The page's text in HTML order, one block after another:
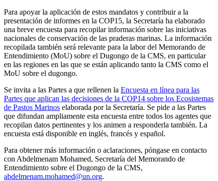
Para apoyar la aplicación de estos mandatos y contribuir a la
presentación de informes en la COP15, la Secretaría ha elaborado
una breve encuesta para recopilar información sobre las iniciativas
nacionales de conservación de las praderas marinas. La información
recopilada también será relevante para la labor del Memorando de
Entendimiento (MoU) sobre el Dugongo de la CMS, en particular
en las regiones en las que se están aplicando tanto la CMS como el
MoU sobre el dugongo.
Se invita a las Partes a que rellenen la Encuesta en línea para las
Partes que aplican las decisiones de la COP14 sobre los Ecosistemas
de Pastos Marinos elaborada por la Secretaría. Se pide a las Partes
que difundan ampliamente esta encuesta entre todos los agentes que
recopilan datos pertinentes y los animen a responderla también. La
encuesta está disponible en inglés, francés y español.
Para obtener más información o aclaraciones, póngase en contacto
con Abdelmenam Mohamed, Secretaría del Memorando de
Entendimiento sobre el Dugongo de la CMS,
abdelmenam.mohamed@un.org.